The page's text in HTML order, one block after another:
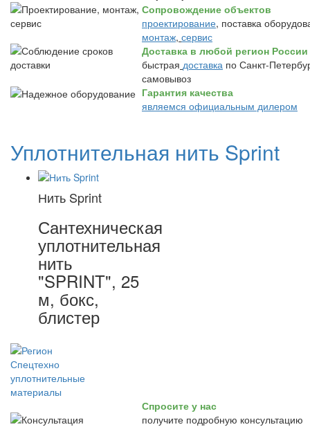
Сопровождение объектов
проектирование, поставка
монтаж, сервис
Доставка в любой регион России
быстрая доставка по Санкт-
самовывоз
Гарантия качества
являемся официальным дилером
Уплотнительная нить Sprint
Нить Sprint
Сантехническая
уплотнительная
нить
"SPRINT", 25
м, бокс,
блистер
Спросите у нас
получите подробную консультацию